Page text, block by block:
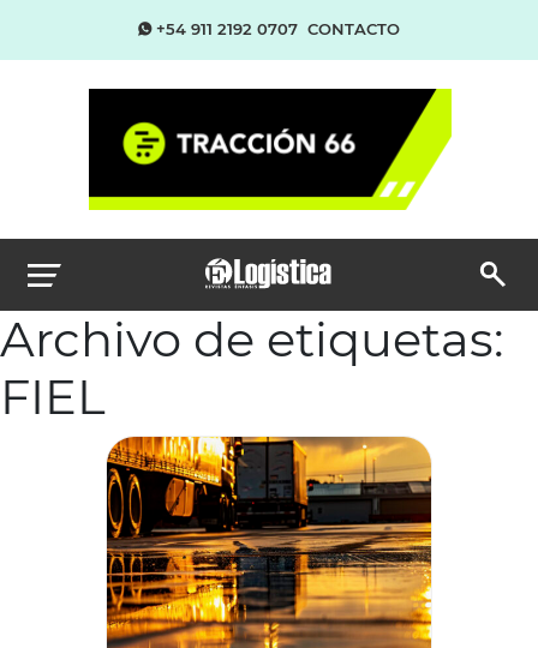
+54 911 2192 0707 CONTACTO
Archivo de etiquetas:
FIEL